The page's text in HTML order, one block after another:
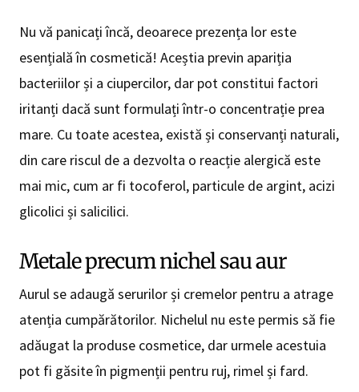
Nu vă panicați încă, deoarece prezența lor este
esențială în cosmetică! Aceștia previn apariția
bacteriilor și a ciupercilor, dar pot constitui factori
iritanți dacă sunt formulați într-o concentrație prea
mare. Cu toate acestea, există și conservanți naturali,
din care riscul de a dezvolta o reacție alergică este
mai mic, cum ar fi tocoferol, particule de argint, acizi
glicolici și salicilici.
Metale precum nichel sau aur
Aurul se adaugă serurilor și cremelor pentru a atrage
atenția cumpărătorilor. Nichelul nu este permis să fie
adăugat la produse cosmetice, dar urmele acestuia
pot fi găsite în pigmenții pentru ruj, rimel și fard.